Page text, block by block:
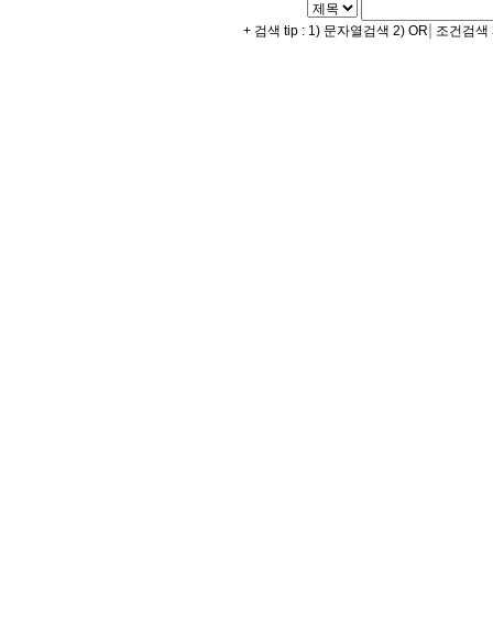
+ 검색 tip : 1) 문자열검색 2) OR| 조건검색